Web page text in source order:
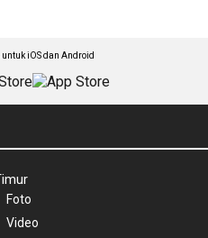
iOS dan Android
Foto
Video